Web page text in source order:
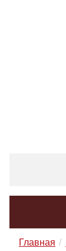
Главная